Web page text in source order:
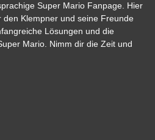
Super Mario Fanpage. Hier
Klempner und seine Freunde
Lösungen und die
Mario. Nimm dir die Zeit und